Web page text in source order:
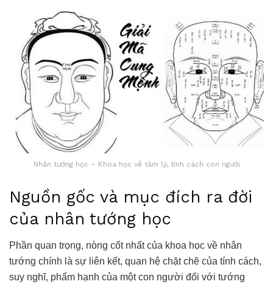
Nhân tướng học – Khoa học về tâm lý, tính cách con người
Nguồn gốc và mục đích ra đời
của nhân tướng học
Phần quan trọng, nòng cốt nhất của khoa học về nhân
tướng chính là sự liên kết, quan hệ chặt chẽ của tính cách,
suy nghĩ, phẩm hạnh của một con người đối với tướng